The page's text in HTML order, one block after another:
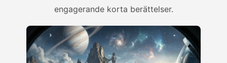
engagerande korta berättelser.